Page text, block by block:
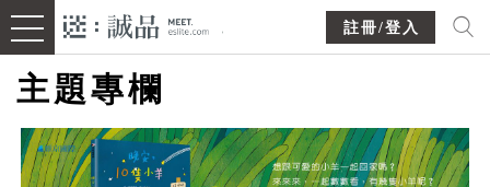
註冊/登入
主題專欄